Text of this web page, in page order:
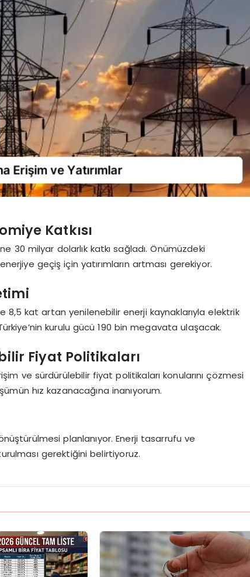
Katkısı
30 milyar dolarlık katkı sağladı. Önümüzdeki
geçiş için yatırımların artması gerekiyor.
8,5 kat artan yenilenebilir enerji kaynaklarıyla elektrik
kurulu gücü 190 bin megavata ulaşacak.
Fiyat Politikaları
ve sürdürülebilir fiyat politikaları konularını çözmesi
hız kazanacağına inanıyorum.
planlanıyor. Enerji tasarrufu ve
gerektiğini belirtiyoruz.